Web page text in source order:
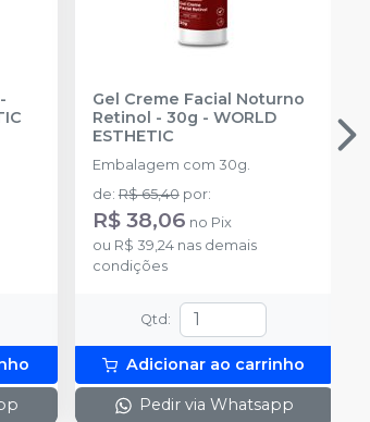
Gel Creme Facial Noturno
Retinol - 30g - WORLD
ESTHETIC
Embalagem com 30g.
de:R$ 65,40 por:
R$ 38,06 no Pix
ou R$ 39,24nas demais
condições
Qtd :
Adicionar ao carrinho
Pedir via Whatsapp